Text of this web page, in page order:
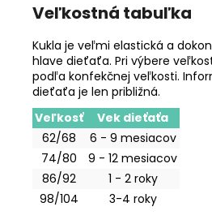
Veľkostná tabuľka
Kukla je veľmi elastická a
hlave dieťaťa. Pri výbere
podľa konfekčnej veľkosti.
dieťaťa je len približná.
Veľkosť
Vek dieťaťa
62/68
6 - 9 mesiacov
74/80
9 - 12 mesiacov
86/92
1 - 2 roky
98/104
3-4 roky